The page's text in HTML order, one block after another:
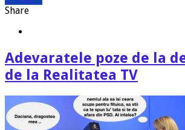
Share
Adevaratele poze de la
de la Realitatea TV